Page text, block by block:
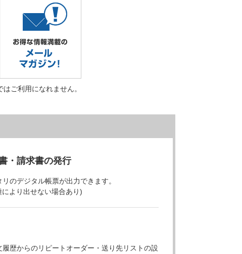
ご利用になれません。
・請求書の発行
のデジタル帳票が出力できます。
より出せない場合あり)
歴からのリピートオーダー・送り先リストの設